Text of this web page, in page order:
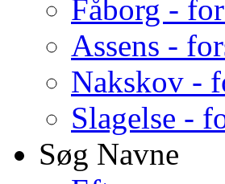
Fåborg -
Assens -
Nakskov -
Slagelse -
Søg Navne